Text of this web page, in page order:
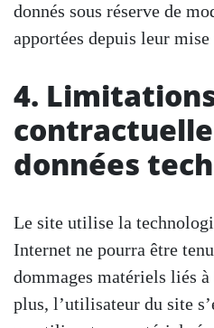
donnés sous réserve de
apportées depuis leur
4.
données
Le site utilise la
Internet ne pourra être
dommages matériels liés
plus, l’utilisateur du site